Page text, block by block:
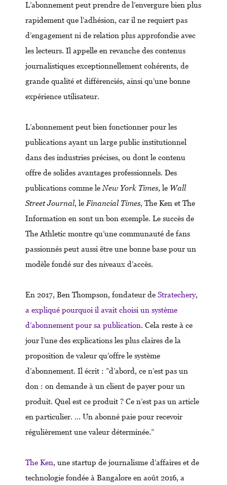
L’abonnement peut prendre de l’envergure bien plus
rapidement que l’adhésion, car il ne requiert pas
d’engagement ni de relation plus approfondie avec
les lecteurs. Il appelle en revanche des contenus
journalistiques exceptionnellement cohérents, de
grande qualité et différenciés, ainsi qu’une bonne
expérience utilisateur.
L’abonnement peut bien fonctionner pour les
publications ayant un large public institutionnel
dans des industries précises, ou dont le contenu
offre de solides avantages professionnels. Des
publications comme le New York Times, le Wall
Street Journal, le Financial Times, The Ken et The
Information en sont un bon exemple. Le succès de
The Athletic montre qu’une communauté de fans
passionnés peut aussi être une bonne base pour un
modèle fondé sur des niveaux d’accès.
En 2017, Ben Thompson, fondateur de Stratechery,
a expliqué pourquoi il avait choisi un système
d’abonnement pour sa publication. Cela reste à ce
jour l’une des explications les plus claires de la
proposition de valeur qu’offre le système
d’abonnement. Il écrit : ”d’abord, ce n’est pas un
don : on demande à un client de payer pour un
produit. Quel est ce produit ? Ce n’est pas un article
en particulier. … Un abonné paie pour recevoir
régulièrement une valeur déterminée.”
The Ken, une startup de journalisme d’affaires et de
technologie fondée à Bangalore en août 2016, a